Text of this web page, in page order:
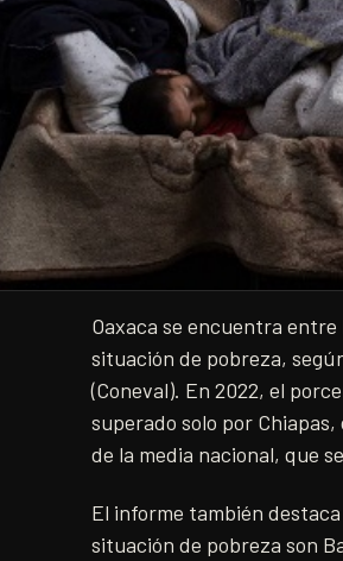
Oaxaca se encuentra
situación de pobreza,
(Coneval). En 2022, el
superado solo por
de la media nacional, que
El informe también
situación de pobreza son